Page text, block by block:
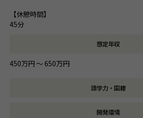
【休憩時間】
45分
想定年収
450万円 〜 650万円
語学力・国籍
開発環境